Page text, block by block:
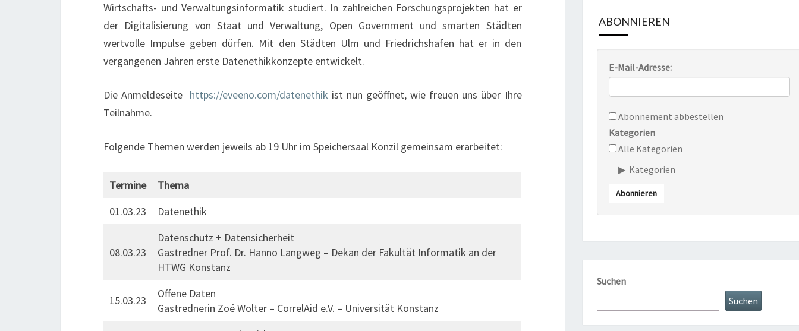
Wirtschafts- und Verwaltungsinformatik studiert. In zahlreichen Forschungsprojekten hat er
der Digitalisierung von Staat und Verwaltung, Open Government und smarten Städten
wertvolle Impulse geben dürfen. Mit den Städten Ulm und Friedrichshafen hat er in den
vergangenen Jahren erste Datenethikkonzepte entwickelt.
Die Anmeldeseite https://eveeno.com/datenethik ist nun geöffnet, wie freuen uns über Ihre
Teilnahme.
Folgende Themen werden jeweils ab 19 Uhr im Speichersaal Konzil gemeinsam erarbeitet:
Termine
Thema
01.03.23
Datenethik
08.03.23
Datenschutz + Datensicherheit
Gastredner Prof. Dr. Hanno Langweg – Dekan der Fakultät Informatik an der
HTWG Konstanz
15.03.23
Offene Daten
Gastrednerin Zoé Wolter – CorrelAid e.V. – Universität Konstanz
ABONNIEREN
E-Mail-Adresse:
Abonnement abbestellen
Kategorien
Alle Kategorien
Kategorien
Abonnieren
Suchen
Suchen